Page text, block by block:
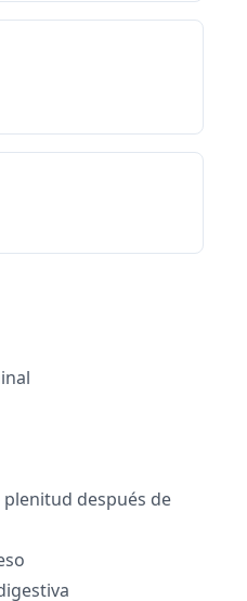
plenitud después de